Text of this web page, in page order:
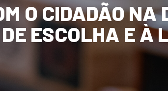
OCIDADÃONA
DE ESCOLHA E À